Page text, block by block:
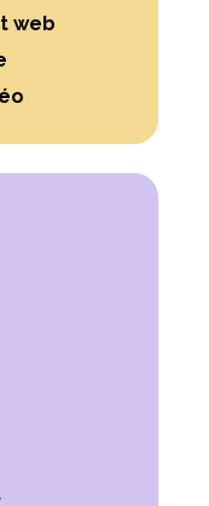
web